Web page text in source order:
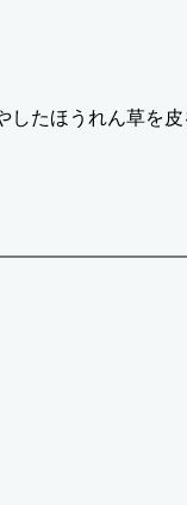
たほうれん草を